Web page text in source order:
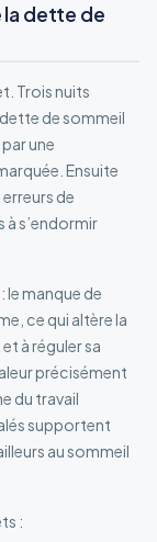
la dette de
Trois nuits
de sommeil
une
Ensuite
de
s’endormir
le manque de
ce qui altère la
à réguler sa
précisément
du travail
supportent
au sommeil
: